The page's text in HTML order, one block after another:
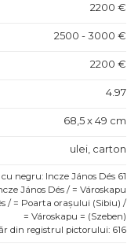
2200 €
2500 - 3000 €
2200 €
4.97
68,5 x 49 cm
ulei, carton
negru: Incze János Dés 61
János Dés / = Városkapu
/ = Poarta orașului (Sibiu) /
= Városkapu = (Szeben)
din registrul pictorului: 616